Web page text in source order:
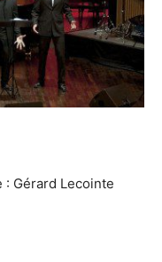
Gérard Lecointe